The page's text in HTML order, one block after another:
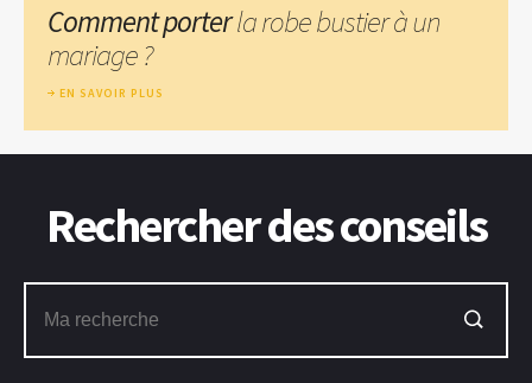
Comment porterla robe bustier à un
mariage ?
EN SAVOIR PLUS
Rechercher des conseils